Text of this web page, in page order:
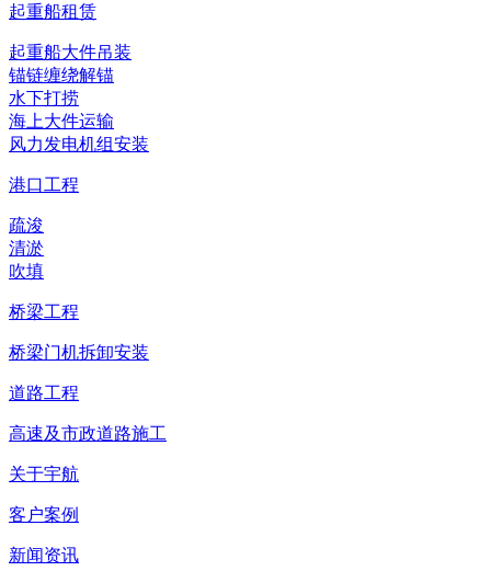
起重船租赁
起重船大件吊装
锚链缠绕解锚
水下打捞
海上大件运输
风力发电机组安装
港口工程
疏浚
清淤
吹填
桥梁工程
桥梁门机拆卸安装
道路工程
高速及市政道路施工
关于宇航
客户案例
新闻资讯